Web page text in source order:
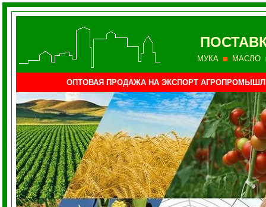
МУКА МАСЛО
ОПТОВАЯ ПРОДАЖА НА ЭКСПОРТ